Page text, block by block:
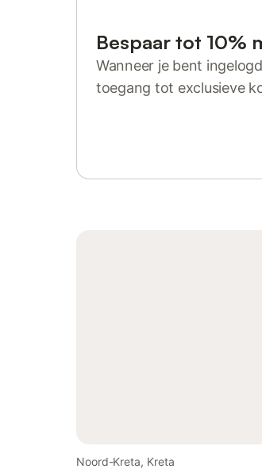
Bespaar tot 10%
Wanneer je bent
toegang tot exclusieve
Noord-Kreta, Kreta